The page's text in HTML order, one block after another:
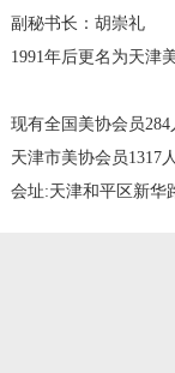
副秘书长：胡崇礼
1991年后更名为天津
现有全国美协会员284
天津市美协会员1317人
会址:天津和平区新华